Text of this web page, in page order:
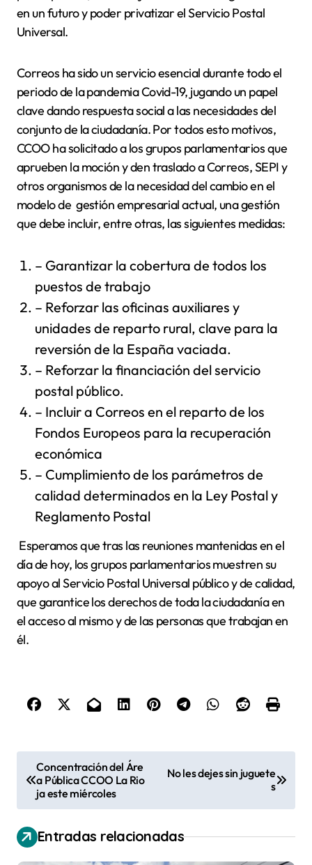
en un futuro y poder privatizar el Servicio Postal
Universal.
Correos ha sido un servicio esencial durante todo el
periodo de la pandemia Covid-19, jugando un papel
clave dando respuesta social a las necesidades del
conjunto de la ciudadanía. Por todos esto motivos,
CCOO ha solicitado a los grupos parlamentarios que
aprueben la moción y den traslado a Correos, SEPI y
otros organismos de la necesidad del cambio en el
modelo de gestión empresarial actual, una gestión
que debe incluir, entre otras, las siguientes medidas:
– Garantizar la cobertura de todos los
puestos de trabajo
– Reforzar las oficinas auxiliares y
unidades de reparto rural, clave para la
reversión de la España vaciada.
– Reforzar la financiación del servicio
postal público.
– Incluir a Correos en el reparto de los
Fondos Europeos para la recuperación
económica
– Cumplimiento de los parámetros de
calidad determinados en la Ley Postal y
Reglamento Postal
Esperamosque tras las reuniones mantenidas en el
día de hoy, los grupos parlamentarios muestren su
apoyo al Servicio Postal Universal público y de calidad,
que garantice los derechos de toda la ciudadanía en
el acceso al mismo y de las personas que trabajan en
él.
a
v
e
g
Concentración del Áre
a Pública CCOO La Rio
ja este miércoles
No les dejes sin juguete
s
Entradas relacionadas